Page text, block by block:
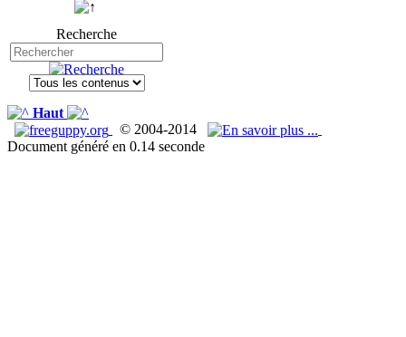
Recherche
Haut
© 2004-2014
Document généré en 0.14 seconde